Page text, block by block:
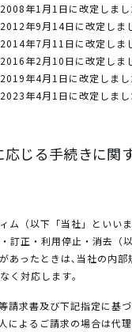
年1月1日に改定しまし
年9月14日に改定しま
年7月11日に改定しま
年2月10日に改定しま
年4月1日に改定しまし
年4月1日に改定しまし
じる手続きに関
ム（以下「当社」といい
訂正・利用停止・消去（
あったときは､当社の内部
く対応します｡
請求書及び下記指定に基
によるご請求の場合は代